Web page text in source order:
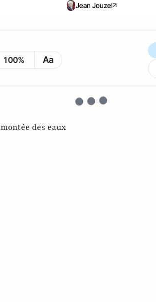
Jean Jouzel
100% Aa
montée des eaux